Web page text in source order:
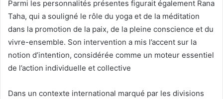
Parmi les personnalités présentes figurait également Rana
Taha, qui a souligné le rôle du yoga et de la méditation
dans la promotion de la paix, de la pleine conscience et du
vivre-ensemble. Son intervention a mis l’accent sur la
notion d’intention, considérée comme un moteur essentiel
de l’action individuelle et collective
Dans un contexte international marqué par les divisions